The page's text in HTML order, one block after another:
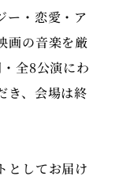
ー・恋愛・ア
画の音楽を厳
全8公演にわ
き、会場は終
としてお届け